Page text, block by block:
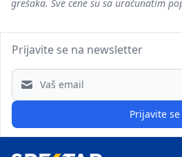
grešaka. Sve cene su sa uračunatim
Prijavite se na newsletter
Email address
Prijavite se